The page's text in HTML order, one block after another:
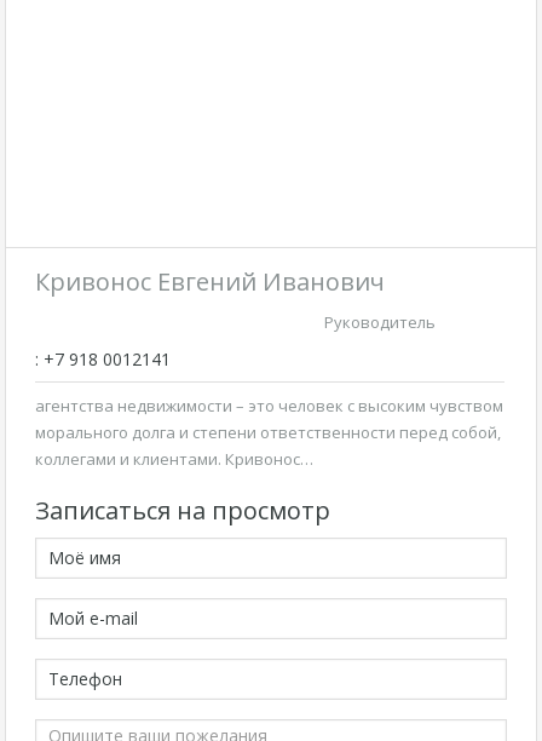
Кривонос Евгений Иванович
: +7 918 0012141
Руководитель
агентства недвижимости – это человек с высоким чувством
морального долга и степени ответственности перед собой,
коллегами и клиентами. Кривонос…
Записаться на просмотр